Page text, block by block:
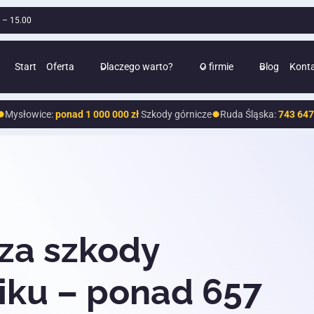
– 15.00
Start Oferta Dlaczego warto? O firmie
podczas prowadzenia sprawy o odszkodowanie za
szkody górnicze. Pełen sukces. Polecam w 100%!
Blog
ponad 1 000 000 złSzkody górnicze Ruda Śląska:743 647 zł
szkody
– ponad 657